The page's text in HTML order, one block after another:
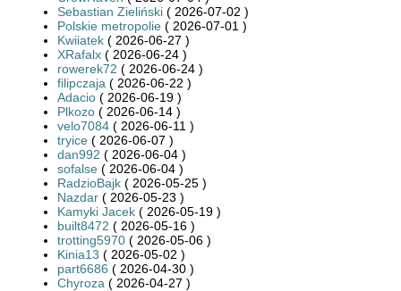
Sebastian Zieliński ( 2026-07-02 )
Polskie metropolie ( 2026-07-01 )
Kwiiatek ( 2026-06-27 )
XRafalx ( 2026-06-24 )
rowerek72 ( 2026-06-24 )
filipczaja ( 2026-06-22 )
Adacio ( 2026-06-19 )
Plkozo ( 2026-06-14 )
velo7084 ( 2026-06-11 )
tryice ( 2026-06-07 )
dan992 ( 2026-06-04 )
sofalse ( 2026-06-04 )
RadzioBajk ( 2026-05-25 )
Nazdar ( 2026-05-23 )
Kamyki Jacek ( 2026-05-19 )
built8472 ( 2026-05-16 )
trotting5970 ( 2026-05-06 )
Kinia13 ( 2026-05-02 )
part6686 ( 2026-04-30 )
Chyroza ( 2026-04-27 )